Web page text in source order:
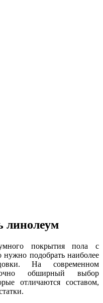
линолеум
покрытия пола с
подобрать наиболее
На современном
обширный выбор
отличаются составом,